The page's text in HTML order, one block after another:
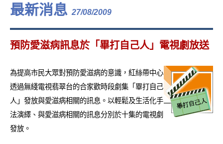
關於我們
服務範圍
新聞發佈
愛滋病病毒感染與醫護人員專家組
最新消息 27/08/2009
預防愛滋病訊息於「畢打自己人」電視劇放送
為提高市民大眾對預防愛滋病的意識，紅絲帶中心
透過無綫電視翡翠台的合家歡時段劇集「畢打自己
人」發放與愛滋病相關的訊息。以輕鬆及生活化手
法演繹、與愛滋病相關的訊息分別於十集的電視劇
發放。